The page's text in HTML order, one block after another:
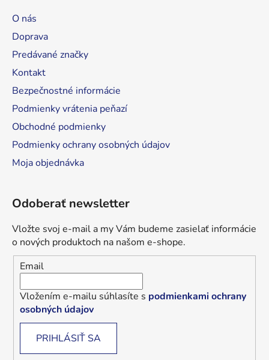
O nás
Doprava
Predávané značky
Kontakt
Bezpečnostné informácie
Podmienky vrátenia peňazí
Obchodné podmienky
Podmienky ochrany osobných údajov
Moja objednávka
Odoberať newsletter
Vložte svoj e-mail a my Vám budeme zasielať informácie
o nových produktoch na našom e-shope.
Email
Vložením e-mailu súhlasíte s podmienkami ochrany
osobných údajov
PRIHLÁSIŤ SA